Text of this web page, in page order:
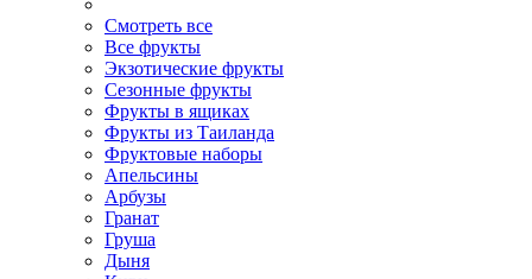
Смотреть все
Все фрукты
Экзотические фрукты
Сезонные фрукты
Фрукты в ящиках
Фрукты из Таиланда
Фруктовые наборы
Апельсины
Арбузы
Гранат
Груша
Дыня